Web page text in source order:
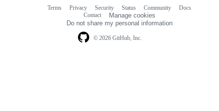
© 2026 GitHub, Inc.
Terms Privacy Security Status Community
Docs
Contact
Manage cookies
Do not share my personal information